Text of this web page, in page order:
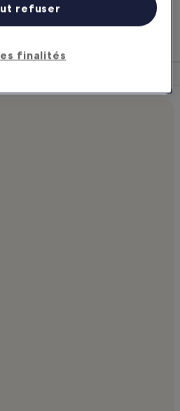
et regroupez vol,
finalités
refuser